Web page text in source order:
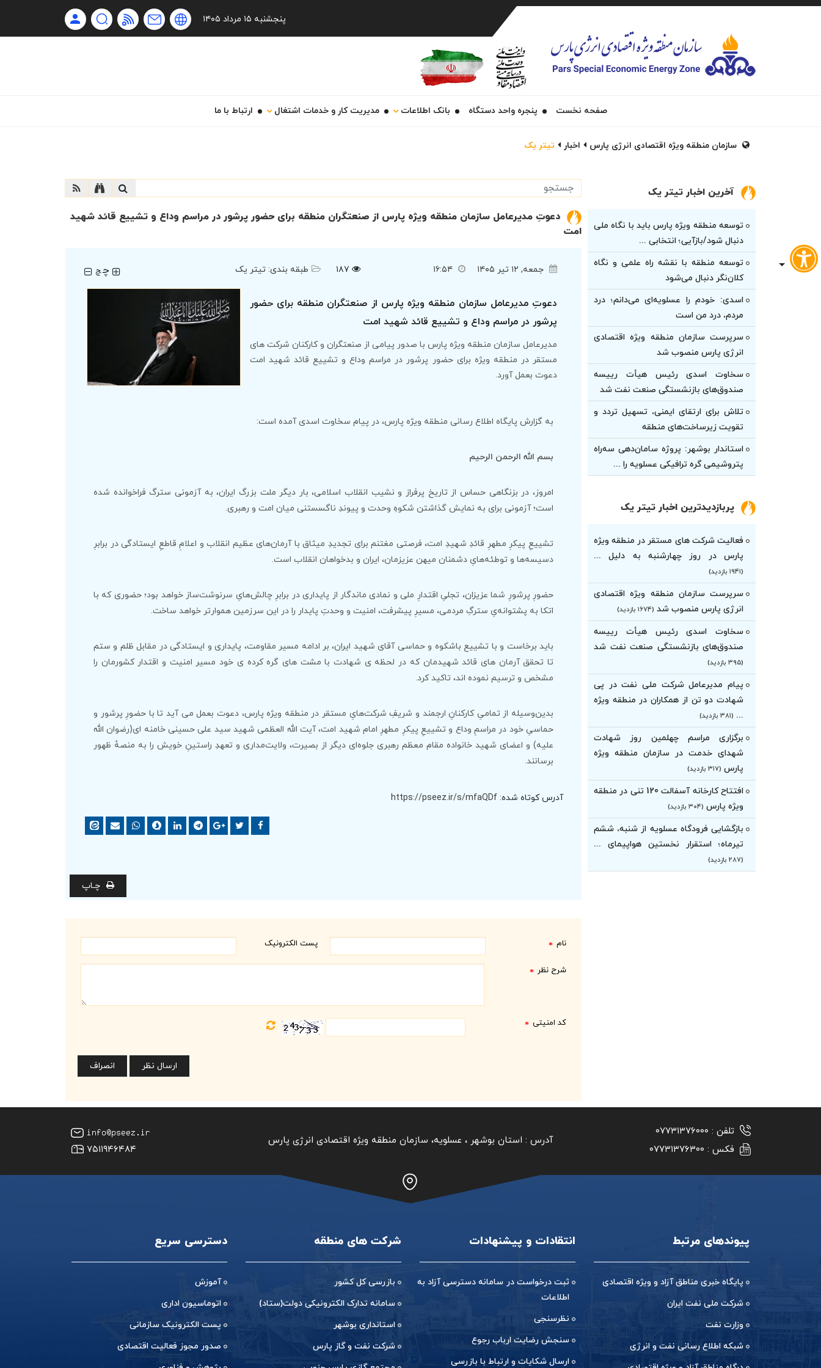
فا En Ru Chپنجشنبه ۱۵ مرداد ۱۴۰۵
صفحه نخست پنجره واحد دستگاه بانک اطلاعات مدیریت کار و خدمات اشتغال ارتباط با ما
سازمان منطقه ویژه اقتصادی انرژی پارس اخبار تیتر یک
دعوتِ مدیرعامل سازمان منطقه ویژه پارس از صنعتگران منطقه برای حضور پرشور در مراسم وداع و تشییع قائد شهید
امت
جمعه, ۱۲ تیر ۱۴۰۵ ۱۶:۵۴ ۱۸۷ طبقه بندی: تیتر یک چچ
دعوتِ مدیرعامل سازمان منطقه ویژه پارس از صنعتگران منطقه برای حضور
پرشور در مراسم وداع و تشییع قائد شهید امت
مدیرعامل سازمان منطقه ویژه پارس با صدور پیامی از صنعتگران و کارکنان شرکت های
مستقر در منطقه ویژه برای حضور پرشور در مراسم وداع و تشییع قائد شهید امت
دعوت بعمل آورد.
به گزارش پایگاه اطلاع رسانی منطقه ویژه پارس، در پیام سخاوت اسدی آمده است:
بسم الله الرحمن الرحیم
امروز، در بزنگاهی حساس از تاریخ پرفراز و نشیب انقلاب اسلامی، بار دیگر ملت بزرگ ایران، به آزمونی سترگ فراخوانده شده
است؛ آزمونی برای به نمایش گذاشتن شکوهِ وحدت و پیوندِ ناگسستنی میان امت و رهبری.
تشییعِ پیکرِ مطهرِ قائدِ شهیدِ امت، فرصتی مغتنم برای تجدیدِ میثاق با آرمان‌های عظیم انقلاب و اعلامِ قاطعِ ایستادگی در برابرِ
دسیسه‌ها و توطئه‌هایِ دشمنان میهن عزیزمان، ایران و بدخواهان انقلاب است.
حضورِ پرشورِ شما عزیزان، تجلیِ اقتدارِ ملی و نمادی ماندگار از پایداری در برابرِ چالش‌هایِ سرنوشت‌ساز خواهد بود؛ حضوری که با
اتکا به پشتوانه‌یِ سترگِ مردمی، مسیرِ پیشرفت، امنیت و وحدتِ پایدار را در این سرزمین هموارتر خواهد ساخت.
باید برخاست و با تشییع باشکوه و حماسی آقای شهید ایران، بر ادامه مسیر مقاومت، پایداری و ایستادگی در مقابل ظلم و ستم
تا تحقق آرمان های قائد شهیدمان که در لحظه ی شهادت با مشت های گره کرده ی خود مسیر امنیت و اقتدار کشورمان را
مشخص و ترسیم نموده اند، تاکید کرد.
بدین‌وسیله از تمامیِ کارکنانِ ارجمند و شریفِ شرکت‌هایِ مستقر در منطقه ویژه پارس، دعوت بعمل می آید تا با حضورِ پرشور و
حماسیِ خود در مراسمِ وداع و تشییعِ پیکرِ مطهرِ امام شهید امت، آیت الله العظمی شهید سید علی حسینی خامنه ای(رضوان الله
علیه) و اعضای شهید خانواده مقام معظم رهبری جلوه‌ای دیگر از بصیرت، ولایت‌مداری و تعهدِ راستینِ خویش را به منصهٔ ظهور
برسانند.
آدرس کوتاه شده: https://pseez.ir/s/mfaQDf
چـاپ
نام * پست الکترونیک
شرح نظر *
کد امنیتی *
آخرین اخبار تیتر یک
توسعه منطقه ویژه پارس باید با نگاه ملی
دنبال شود/بازآیی؛ انتخابی ...
توسعه منطقه با نقشه راه علمی و نگاه
کلان‌نگر دنبال می‌شود
اسدی: خودم را عسلویه‌ای می‌دانم؛ درد
مردم، درد من است
سرپرست سازمان منطقه ویژه اقتصادی
انرژی پارس منصوب شد
سخاوت اسدی رئیس هیأت‌ رییسه
صندوق‌های بازنشستگی صنعت نفت شد
تلاش برای ارتقای ایمنی، تسهیل تردد و
تقویت زیرساخت‌های منطقه
استاندار بوشهر: پروژه سامان‌دهی سه‌راه
پتروشیمی گره ترافیکی عسلویه را ...
پربازدیدترین اخبار تیتر یک
فعالیت شرکت های مستقر در منطقه ویژه
پارس در روز چهارشنبه به دلیل ...
(۱۹۴۱ بازدید)
سرپرست سازمان منطقه ویژه اقتصادی
انرژی پارس منصوب شد (۱۶۷۴ بازدید)
سخاوت اسدی رئیس هیأت‌ رییسه
صندوق‌های بازنشستگی صنعت نفت شد
(۳۹۵ بازدید)
پیام مدیرعامل شرکت ملی نفت در پی
شهادت دو تن از همکاران در منطقه ویژه
... (۳۸۱ بازدید)
برگزاری مراسم چهلمین روز شهادت
شهدای خدمت در سازمان منطقه ویژه
پارس (۳۱۷ بازدید)
افتتاح کارخانه آسفالت 120 تنی در منطقه
ویژه پارس (۳۰۴ بازدید)
بازگشایی فرودگاه عسلویه از شنبه، ششم
تیرماه؛ استقرار نخستین هواپیمای ...
(۲۸۷ بازدید)
تلفن : ۰۷۷۳۱۳۷۶۰۰۰
فکس : ۰۷۷۳۱۳۷۶۳۰۰
آدرس : استان بوشهر ‏، عسلویه، سازمان منطقه ویژه اقتصادی انرژی پارس
۷۵۱۱۹۴۶۴۸۴
پیوندهای مرتبط
پایگاه خبری مناطق آزاد و ویژه اقتصادی
شرکت ملی نفت ایران
وزارت نفت
شبکه اطلاع رسانی نفت و انرژی
انتقادات و پیشنهادات
ثبت درخواست در سامانه دسترسی آزاد به
اطلاعات
نظرسنجی
سنجش رضایت ارباب رجوع
ارسال شکایات و ارتباط با بازرسی
شرکت های منطقه
بازرسی کل کشور
سامانه تدارک الکترونیکی دولت(ستاد)
استانداری بوشهر
شرکت نفت و گاز پارس
دسترسی سریع
آموزش
اتوماسیون اداری
پست الکترونیک سازمانی
صدور مجوز فعالیت اقتصادی